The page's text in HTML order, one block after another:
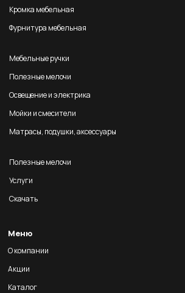
Кромка мебельная
Фурнитура мебельная
Мебельные ручки
Полезные мелочи
Освещение и электрика
Мойки и смесители
Матрасы, подушки, аксессуары
Полезные мелочи
Услуги
Скачать
Меню
О компании
Акции
Каталог